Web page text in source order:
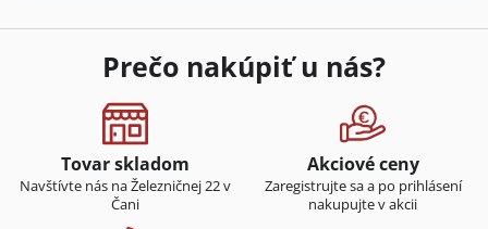
Prečo nakúpiť u nás?
Tovar skladom
Navštívte nás na Železničnej 22 v
Čani
Akciové ceny
Zaregistrujte sa a po prihlásení
nakupujte v akcii